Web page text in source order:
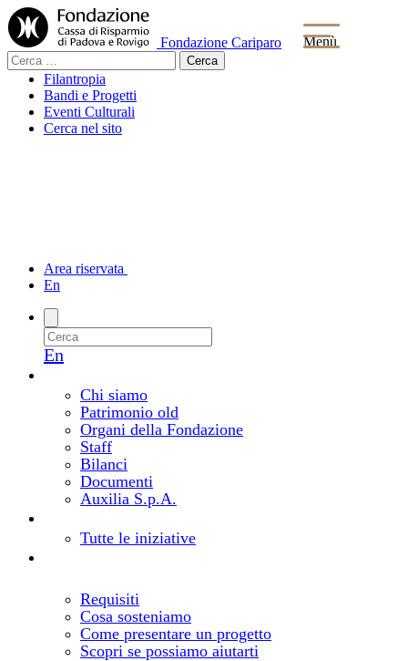
Fondazione Cariparo
Ricerca
per:
Filantropia
Bandi e Progetti
Eventi Culturali
Cerca nel sito
Area riservata
En
Menù
En
Chi siamo
Patrimonio old
Organi della Fondazione
Staff
Bilanci
Documenti
Auxilia S.p.A.
Tutte le iniziative
Requisiti
Cosa sosteniamo
Come presentare un progetto
Scopri se possiamo aiutarti